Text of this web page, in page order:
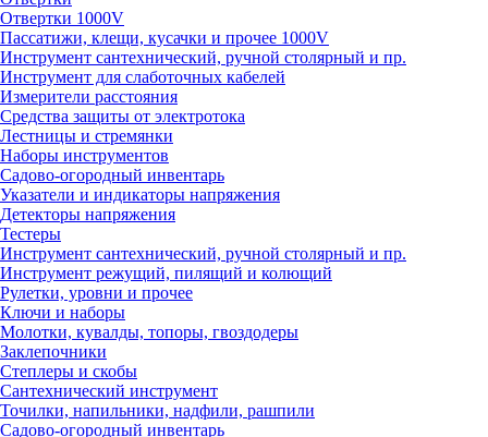
Отвертки 1000V
Пассатижи, клещи, кусачки и прочее 1000V
Инструмент сантехнический, ручной столярный и пр.
Инструмент для слаботочных кабелей
Измерители расстояния
Средства защиты от электротока
Лестницы и стремянки
Наборы инструментов
Садово-огородный инвентарь
Указатели и индикаторы напряжения
Детекторы напряжения
Тестеры
Инструмент сантехнический, ручной столярный и пр.
Инструмент режущий, пилящий и колющий
Рулетки, уровни и прочее
Ключи и наборы
Молотки, кувалды, топоры, гвоздодеры
Заклепочники
Степлеры и скобы
Сантехнический инструмент
Точилки, напильники, надфили, рашпили
Садово-огородный инвентарь